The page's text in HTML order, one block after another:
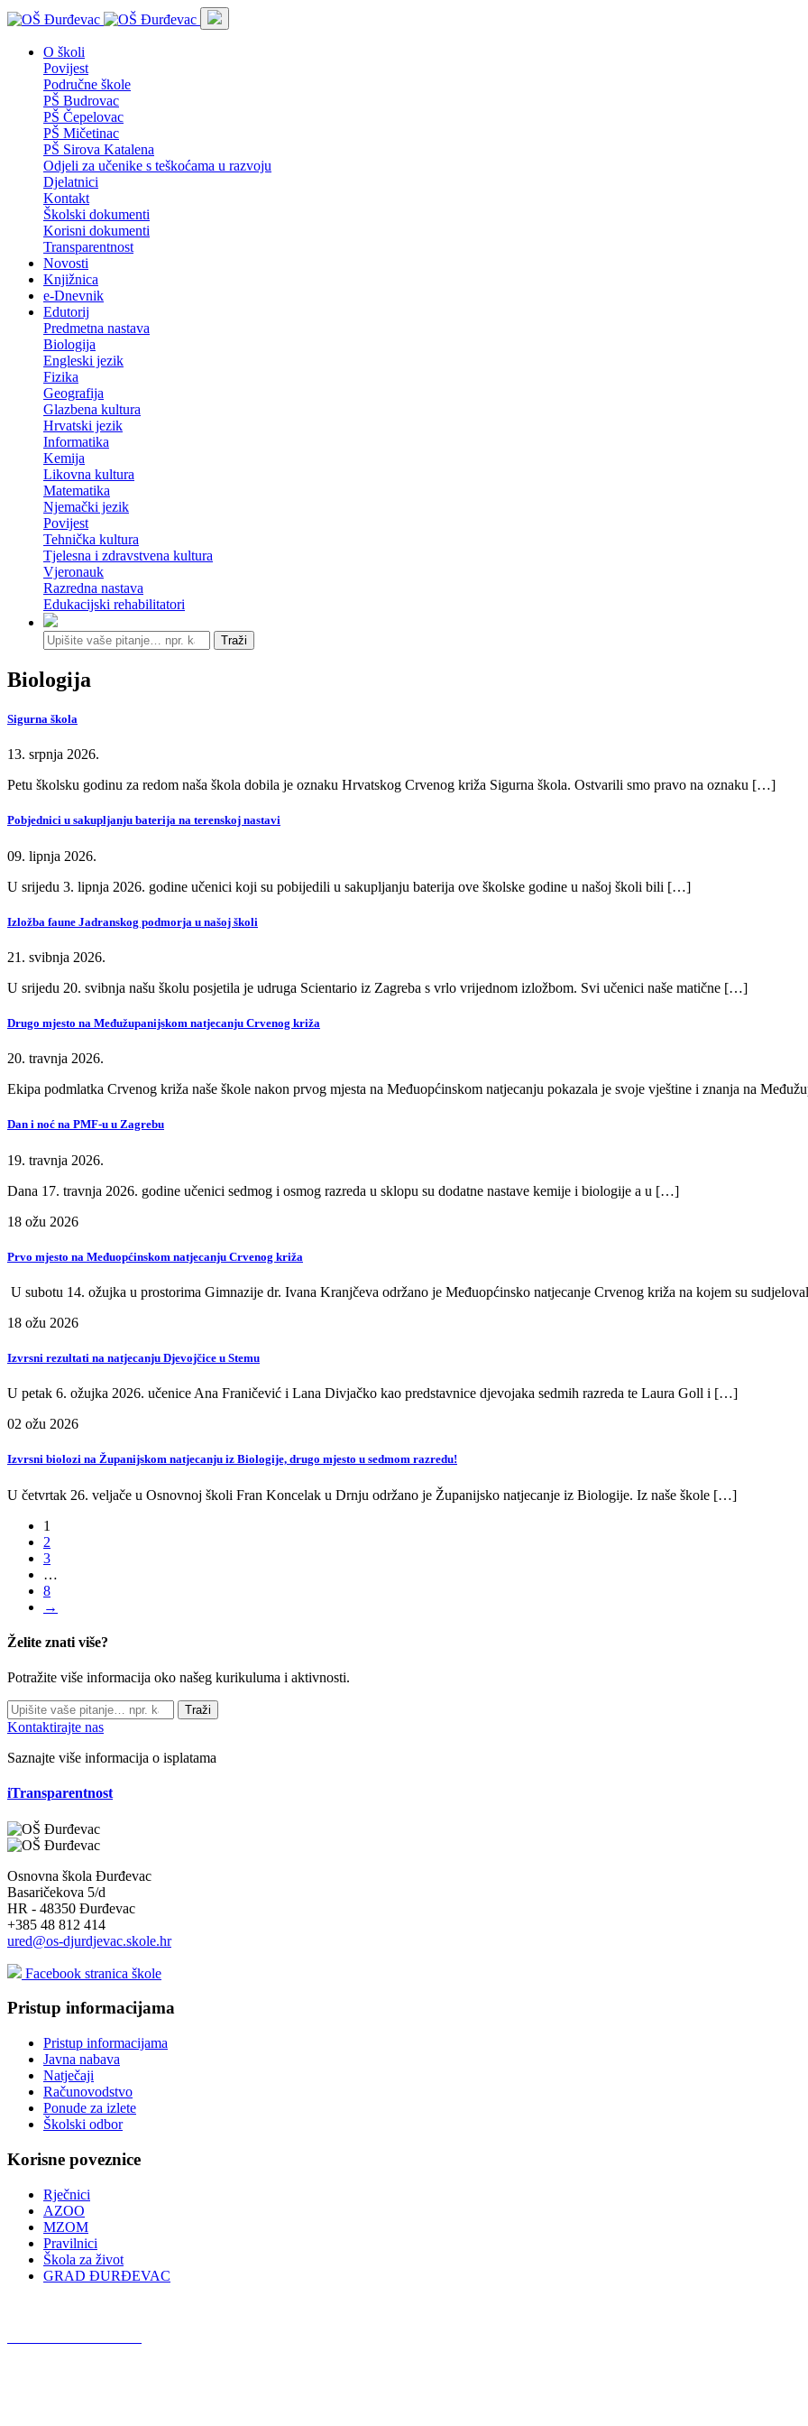
O školi
Povijest
Područne škole
PŠ Budrovac
PŠ Čepelovac
PŠ Mičetinac
PŠ Sirova Katalena
Odjeli za učenike s teškoćama u razvoju
Djelatnici
Kontakt
Školski dokumenti
Korisni dokumenti
Transparentnost
Novosti
Knjižnica
e-Dnevnik
Edutorij
Predmetna nastava
Biologija
Engleski jezik
Fizika
Geografija
Glazbena kultura
Hrvatski jezik
Informatika
Kemija
Likovna kultura
Matematika
Njemački jezik
Povijest
Tehnička kultura
Tjelesna i zdravstvena kultura
Vjeronauk
Razredna nastava
Edukacijski rehabilitatori
Traži
Biologija
Sigurna škola
13. srpnja 2026.
Petu školsku godinu za redom naša škola dobila je oznaku Hrvatskog Crvenog križa Sigurna škola. Ostvarili smo pravo na oznaku […]
Pobjednici u sakupljanju baterija na terenskoj nastavi
09. lipnja 2026.
U srijedu 3. lipnja 2026. godine učenici koji su pobijedili u sakupljanju baterija ove školske godine u našoj školi bili […]
Izložba faune Jadranskog podmorja u našoj školi
21. svibnja 2026.
U srijedu 20. svibnja našu školu posjetila je udruga Scientario iz Zagreba s vrlo vrijednom izložbom. Svi učenici naše matične […]
Drugo mjesto na Međužupanijskom natjecanju Crvenog križa
20. travnja 2026.
Ekipa podmlatka Crvenog križa naše škole nakon prvog mjesta na Međuopćinskom natjecanju pokazala je svoje vještine i znanja na
Dan i noć na PMF-u u Zagrebu
19. travnja 2026.
Dana 17. travnja 2026. godine učenici sedmog i osmog razreda u sklopu su dodatne nastave kemije i biologije a u […]
18 ožu 2026
Prvo mjesto na Međuopćinskom natjecanju Crvenog križa
U subotu 14. ožujka u prostorima Gimnazije dr. Ivana Kranjčeva održano je Međuopćinsko natjecanje Crvenog križa na kojem su
18 ožu 2026
Izvrsni rezultati na natjecanju Djevojčice u Stemu
U petak 6. ožujka 2026. učenice Ana Franičević i Lana Divjačko kao predstavnice djevojaka sedmih razreda te Laura Goll i […]
02 ožu 2026
Izvrsni biolozi na Županijskom natjecanju iz Biologije, drugo mjesto u sedmom razredu!
U četvrtak 26. veljače u Osnovnoj školi Fran Koncelak u Drnju održano je Županijsko natjecanje iz Biologije. Iz naše škole […]
1
2
3
…
8
→
Želite znati više?
Potražite više informacija oko našeg kurikuluma i aktivnosti.
Traži
Kontaktirajte nas
Saznajte više informacija o isplatama
iTransparentnost
Osnovna škola Đurđevac
Basaričekova 5/d
HR - 48350 Đurđevac
+385 48 812 414
ured@os-djurdjevac.skole.hr
Facebook stranica škole
Pristup informacijama
Pristup informacijama
Javna nabava
Natječaji
Računovodstvo
Ponude za izlete
Školski odbor
Korisne poveznice
Rječnici
AZOO
MZOM
Pravilnici
Škola za život
GRAD ĐURĐEVAC